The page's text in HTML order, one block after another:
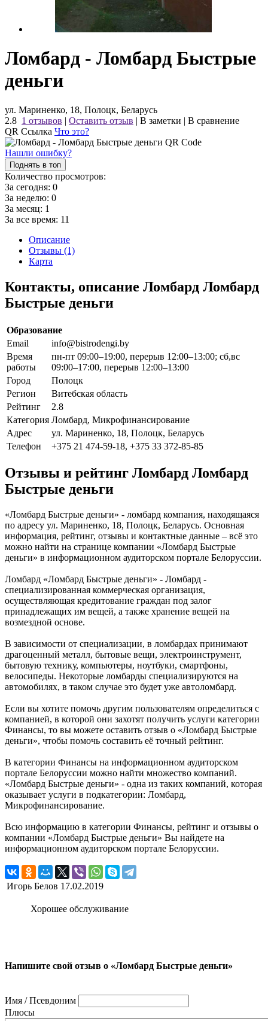
Ломбард - Ломбард Быстрые
деньги
ул. Мариненко, 18, Полоцк, Беларусь
2.8 1 отзывов | Оставить отзыв | В заметки | В сравнение
QR Ссылка Что это?
Нашли ошибку?
Поднять в топ
Количество просмотров:
За сегодня: 0
За неделю: 0
За месяц: 1
За все время: 11
Описание
Отзывы (1)
Карта
Контакты, описание Ломбард Ломбард
Быстрые деньги
Образование
Email
info@bistrodengi.by
Время
работы
пн-пт 09:00–19:00, перерыв 12:00–13:00; сб,вс
09:00–17:00, перерыв 12:00–13:00
Город
Полоцк
Регион
Витебская область
Рейтинг
2.8
Категория Ломбард, Микрофинансирование
Адрес
ул. Мариненко, 18, Полоцк, Беларусь
Телефон
+375 21 474-59-18, +375 33 372-85-85
Отзывы и рейтинг Ломбард Ломбард
Быстрые деньги
«Ломбард Быстрые деньги» - ломбард компания, находящаяся
по адресу ул. Мариненко, 18, Полоцк, Беларусь. Основная
информация, рейтинг, отзывы и контактные данные – всё это
можно найти на странице компании «Ломбард Быстрые
деньги» в информационном аудиторском портале Белоруссии.
Ломбард «Ломбард Быстрые деньги» - Ломбард -
специализированная коммерческая организация,
осуществляющая кредитование граждан под залог
принадлежащих им вещей, а также хранение вещей на
возмездной основе.
В зависимости от специализации, в ломбардах принимают
драгоценный металл, бытовые вещи, электроинструмент,
бытовую технику, компьютеры, ноутбуки, смартфоны,
велосипеды. Некоторые ломбарды специализируются на
автомобилях, в таком случае это будет уже автоломбард.
Если вы хотите помочь другим пользователям определиться с
компанией, в которой они захотят получить услуги категории
Финансы, то вы можете оставить отзыв о «Ломбард Быстрые
деньги», чтобы помочь составить её точный рейтинг.
В категории Финансы на информационном аудиторском
портале Белоруссии можно найти множество компаний.
«Ломбард Быстрые деньги» - одна из таких компаний, которая
оказывает услуги в подкатегории: Ломбард,
Микрофинансирование.
Всю информацию в категории Финансы, рейтинг и отзывы о
компании «Ломбард Быстрые деньги» Вы найдете на
информационном аудиторском портале Белоруссии.
Игорь Белов 17.02.2019
Хорошее обслуживание
Напишите свой отзыв о «Ломбард Быстрые деньги»
Имя / Псевдоним
Плюсы